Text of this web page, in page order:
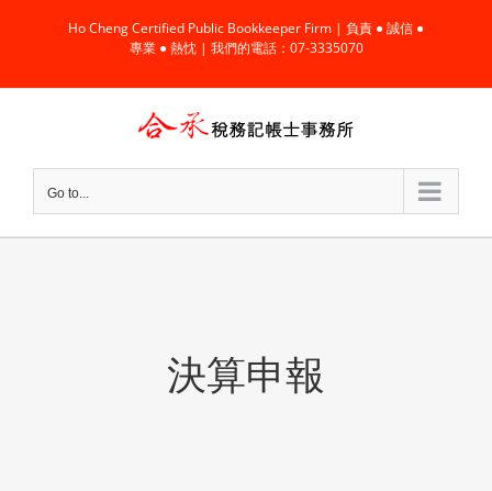
content
Ho Cheng Certified Public Bookkeeper Firm | 負責 ● 誠信 ●
專業 ● 熱忱 | 我們的電話：07-3335070
Go to...
決算申報